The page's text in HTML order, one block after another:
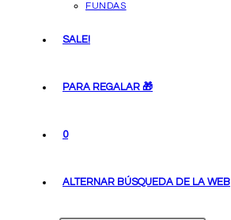
FUNDAS
SALE!
PARA REGALAR 🎁
0
ALTERNAR BÚSQUEDA DE LA WEB